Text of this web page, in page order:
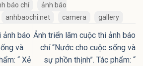
báo chí
ảnh báo
anhbaochi.net camera gallery
ảnh báo
và
“ Xẻ
Ảnh triển lãm cuộc thi ảnh báo
chí “Nước cho cuộc sống và
sự phồn thịnh”. Tác phẩm: “